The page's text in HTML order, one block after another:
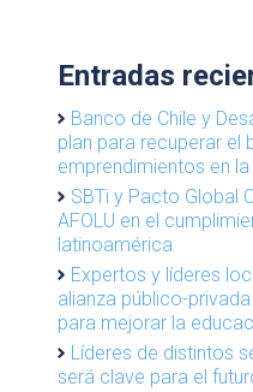
Entradas
Banco de Chile y
plan para recuperar
emprendimientos en
SBTi y Pacto Global
AFOLU en el
latinoamérica
Expertos y líderes
alianza público-
para mejorar la
Líderes de distintos
será clave para el